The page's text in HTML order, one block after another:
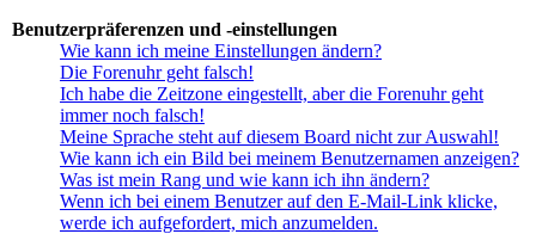
Benutzerpräferenzen und -einstellungen
Wie kann ich meine Einstellungen ändern?
Die Forenuhr geht falsch!
Ich habe die Zeitzone eingestellt, aber die Forenuhr geht
immer noch falsch!
Meine Sprache steht auf diesem Board nicht zur Auswahl!
Wie kann ich ein Bild bei meinem Benutzernamen anzeigen?
Was ist mein Rang und wie kann ich ihn ändern?
Wenn ich bei einem Benutzer auf den E-Mail-Link klicke,
werde ich aufgefordert, mich anzumelden.